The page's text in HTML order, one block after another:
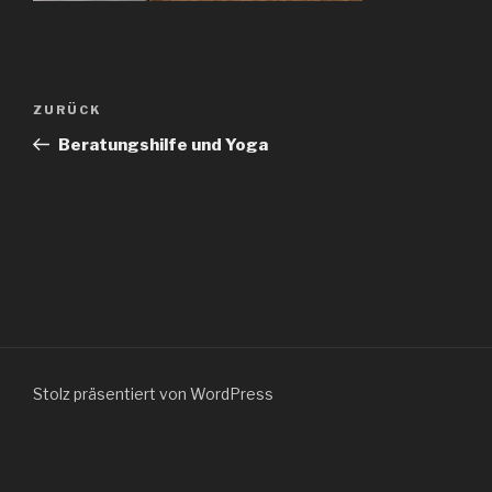
Beitragsnavigation
Vorheriger
Beitrag
ZURÜCK
Beratungshilfe und Yoga
Stolz präsentiert von WordPress